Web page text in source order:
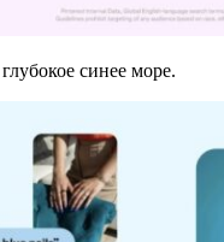
глубокое синее море.